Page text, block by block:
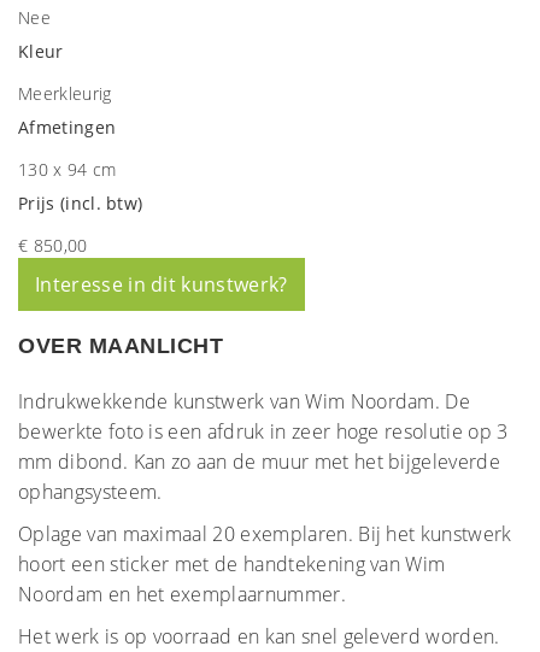
Nee
Kleur
Meerkleurig
Afmetingen
130 x 94 cm
Prijs (incl. btw)
€ 850,00
Interesse in dit kunstwerk?
OVER MAANLICHT
Indrukwekkende kunstwerk van Wim Noordam. De
bewerkte foto is een afdruk in zeer hoge resolutie op 3
mm dibond. Kan zo aan de muur met het bijgeleverde
ophangsysteem.
Oplage van maximaal 20 exemplaren. Bij het kunstwerk
hoort een sticker met de handtekening van Wim
Noordam en het exemplaarnummer.
Het werk is op voorraad en kan snel geleverd worden.